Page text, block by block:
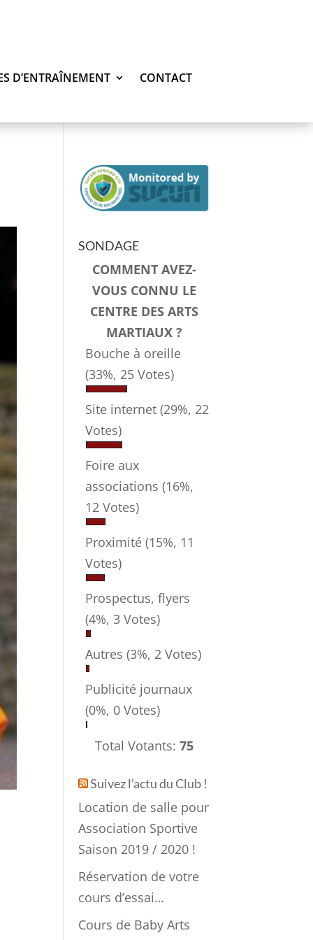
D’ENTRAÎNEMENT CONTACT
SONDAGE
COMMENT AVEZ-
VOUS CONNU LE
CENTRE DES ARTS
MARTIAUX ?
Bouche à oreille
(33%, 25 Votes)
Site internet (29%, 22
Votes)
Foire aux
associations (16%,
12 Votes)
Proximité (15%, 11
Votes)
Prospectus, flyers
(4%, 3 Votes)
Autres (3%, 2 Votes)
Publicité journaux
(0%, 0 Votes)
Total Votants: 75
Suivez l’actu du Club !
Location de salle pour
Association Sportive
Saison 2019 / 2020 !
Réservation de votre
cours d’essai…
Cours de Baby Arts